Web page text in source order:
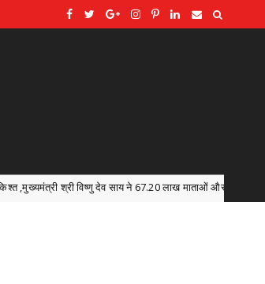
ने 67.20 लाख माताओं और बहनों के खातों में डीबीटी के माध्यम से